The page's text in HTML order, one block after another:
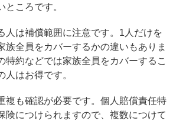
ところです。
人は補償範囲に注意です。1人だけを
族全員をカバーするかの違いもありま
特約などでは家族全員をカバーするこ
人はお得です。
複も確認が必要です。個人賠償責任特
険につけられますので、複数につけて